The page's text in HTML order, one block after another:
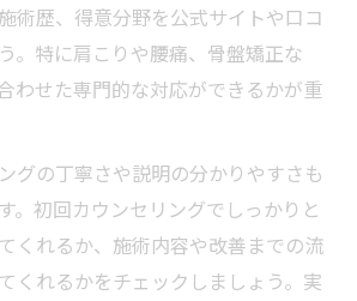
術歴、得意分野を公式サイトや口コ
。特に肩こりや腰痛、骨盤矯正な
わせた専門的な対応ができるかが重
グの丁寧さや説明の分かりやすさも
。初回カウンセリングでしっかりと
くれるか、施術内容や改善までの流
くれるかをチェックしましょう。実